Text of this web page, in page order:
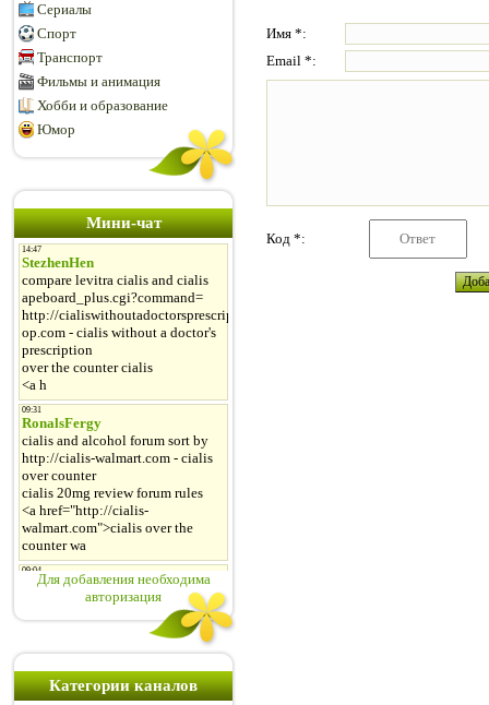
Сериалы
Спорт
Транспорт
Фильмы и анимация
Хобби и образование
Юмор
Мини-чат
Для добавления необходима
авторизация
Категории каналов
Имя *:
Email *:
Код *: